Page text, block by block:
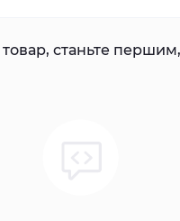
станьте